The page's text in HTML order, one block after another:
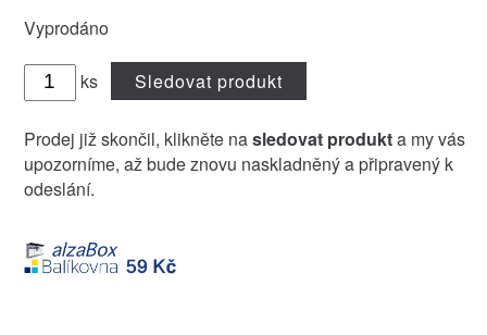
Vyprodáno
ks Sledovat produkt
Prodej již skončil, klikněte nasledovat produkta my vás
upozorníme, až bude znovu naskladněný a připravený k
odeslání.